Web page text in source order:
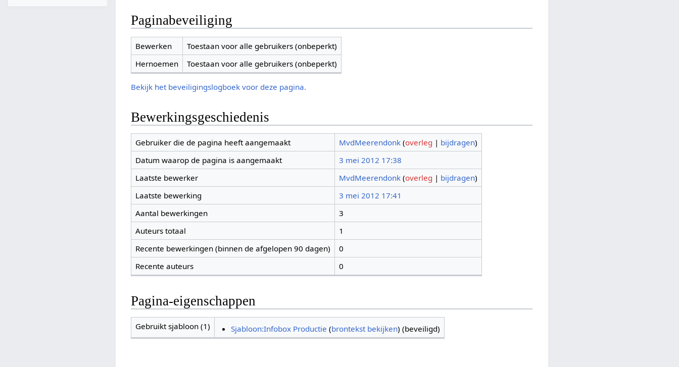
Paginabeveiliging
Bewerken
Toestaan voor alle gebruikers (onbeperkt)
Hernoemen
Toestaan voor alle gebruikers (onbeperkt)
Bekijk het beveiligingslogboek voor deze pagina.
Bewerkingsgeschiedenis
Gebruiker die de pagina heeft aangemaakt MvdMeerendonk (overleg | bijdragen)
Datum waarop de pagina is aangemaakt
3 mei 2012 17:38
Laatste bewerker
MvdMeerendonk (overleg | bijdragen)
Laatste bewerking
3 mei 2012 17:41
Aantal bewerkingen
3
Auteurs totaal
1
Recente bewerkingen (binnen de afgelopen 90 dagen)
0
Recente auteurs
0
Pagina-eigenschappen
Gebruikt sjabloon (1) Sjabloon:Infobox Productie (brontekst bekijken) (beveiligd)